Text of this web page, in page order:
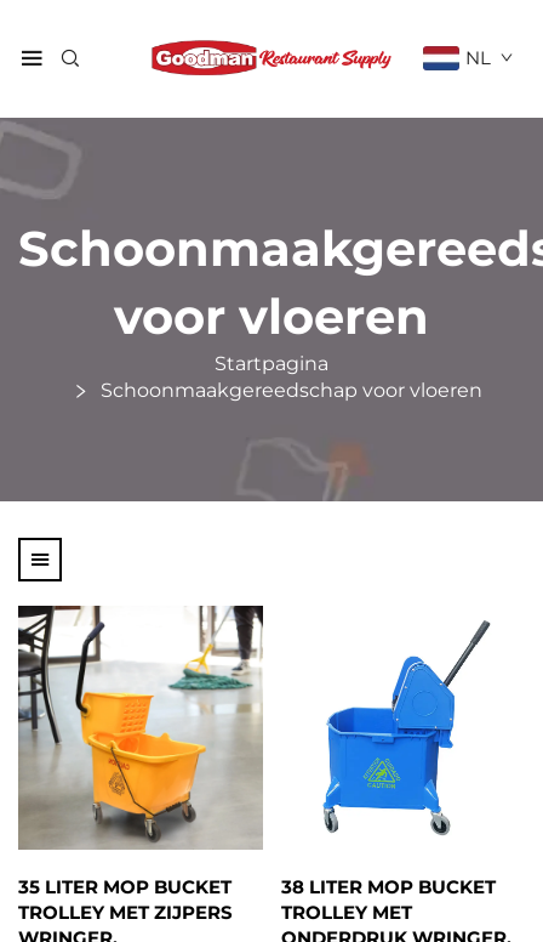
NL
voor vloeren
Startpagina
Schoonmaakgereedschap voor vloeren
35 LITER MOP BUCKET
TROLLEY MET ZIJPERS
38 LITER MOP BUCKET
TROLLEY MET